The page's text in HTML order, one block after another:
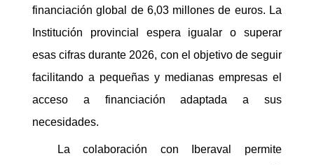
financiación global de 6,03 millones de euros. La
Institución provincial espera igualar o superar
esas cifras durante 2026, con el objetivo de seguir
facilitando a pequeñas y medianas empresas el
acceso a financiación adaptada a sus
necesidades.
La colaboración con Iberaval permite